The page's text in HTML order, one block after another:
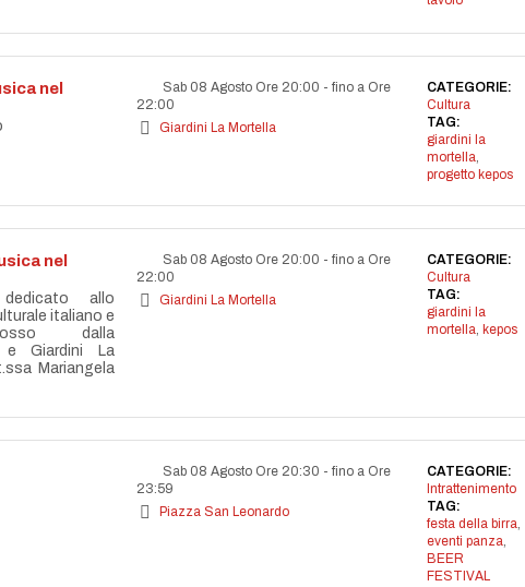
nel
Sab 08 Agosto Ore 20:00 - fino a Ore
22:00
Giardini La Mortella
CATEGORIE:
Cultura
TAG:
giardini la
mortella,
progetto kepos
nel
allo
italiano e
dalla
e Giardini La
Mariangela
Sab 08 Agosto Ore 20:00 - fino a Ore
22:00
Giardini La Mortella
CATEGORIE:
Cultura
TAG:
giardini la
mortella, kepos
Sab 08 Agosto Ore 20:30 - fino a Ore
23:59
Piazza San Leonardo
CATEGORIE:
Intrattenimento
TAG:
festa della birra,
eventi panza,
BEER
FESTIVAL